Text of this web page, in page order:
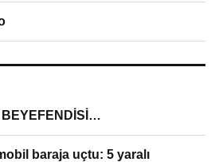
baraja uçtu: 5 yaralı